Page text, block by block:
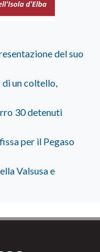
del suo
di un coltello,
30 detenuti
per il Pegaso
Valsusa e